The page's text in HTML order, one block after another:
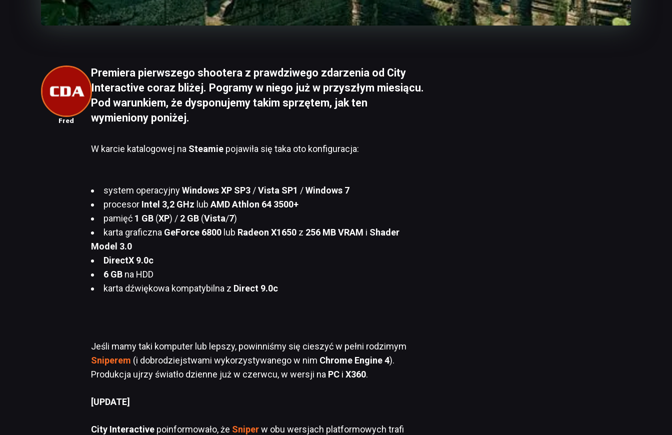
Fred
Premiera pierwszego shootera z prawdziwego zdarzenia od City
Interactive coraz bliżej. Pogramy w niego już w przyszłym miesiącu.
Pod warunkiem, że dysponujemy takim sprzętem, jak ten
wymieniony poniżej.
W karcie katalogowej na Steamie pojawiła się taka oto konfiguracja:
system operacyjnyWindows XP SP3 /Vista SP1 /Windows 7
procesor Intel 3,2 GHz lub AMD Athlon 64 3500+
pamięć 1 GB (XP) / 2 GB (Vista/7)
karta graficzna GeForce 6800 lub Radeon X1650 z 256 MB VRAM i Shader
Model 3.0
DirectX 9.0c
6 GB na HDD
karta dźwiękowa kompatybilna z Direct 9.0c
Jeśli mamy taki komputer lub lepszy, powinniśmy się cieszyć w pełni rodzimym
Sniperem (i dobrodziejstwami wykorzystywanego w nim Chrome Engine 4).
Produkcja ujrzy światło dzienne już w czerwcu, w wersji na PC i X360.
[UPDATE]
City Interactive poinformowało, że Sniperw obu wersjach platformowych trafi